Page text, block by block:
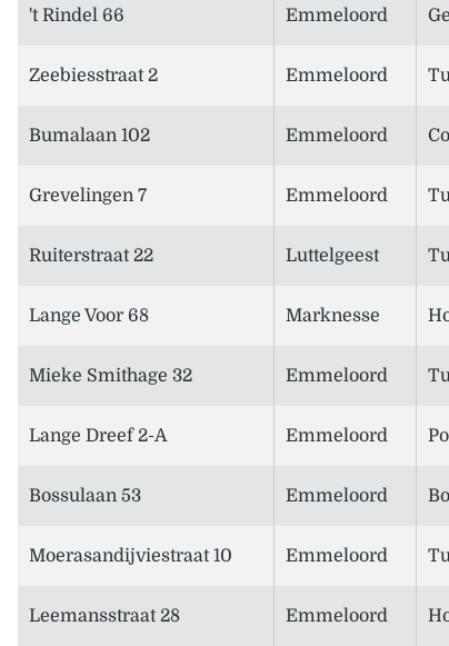
't Rindel 66 Emmeloord
Zeebiesstraat 2 Emmeloord
Bumalaan 102 Emmeloord
Grevelingen 7 Emmeloord
Ruiterstraat 22 Luttelgeest
Lange Voor 68 Marknesse
Mieke Smithage 32 Emmeloord
Lange Dreef 2-A Emmeloord
Bossulaan 53 Emmeloord
Moerasandijviestraat 10 Emmeloord
Leemansstraat 28 Emmeloord